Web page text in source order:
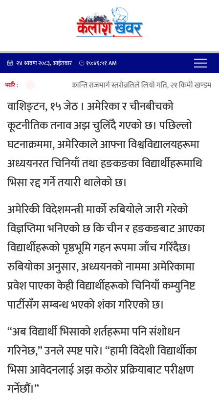
२४ श्रावण २०८३, आईतवार १०:४१:५१AM
भर्खरै : कान्ति राजमार्ग स्तरोन्नतिले लियो गति, २१ किमी खण्डमा
वाशिङ्टन, १५ जेठ । अमेरिका र चीनबीचको
कूटनीतिक तनाव अझ चुलिँदै गएको छ। पछिल्लो
घटनाक्रममा, अमेरिकाले आफ्ना विश्वविद्यालयहरूमा
अध्ययनरत चिनियाँ तथा हङकङका विद्यार्थीहरूमाथि
भिसा रद्द गर्ने तयारी थालेको छ।
अमेरिकी विदेशमन्त्री मार्को रुबियोले जारी गरेको
विज्ञप्तिमा भनिएको छ कि चीन र हङकङबाट आएका
विद्यार्थीहरूको पृष्ठभूमि गहन रूपमा जाँच गरिँदैछ।
रुबियोका अनुसार, अध्ययनको नाममा अमेरिकामा
प्रवेश पाएका केही विद्यार्थीहरूको चिनियाँ कम्युनिष्ट
पार्टीसँग सम्बन्ध भएको शंका गरिएको छ।
“अब विद्यार्थी भिसाको शर्तहरूमा पनि संशोधन
गरिनेछ,” उनले स्पष्ट पारे। “हामी विदेशी विद्यार्थीका
भिसा आवेदनलाई अझ कठोर प्रक्रियाबाट परीक्षण
गर्नेछौं।”